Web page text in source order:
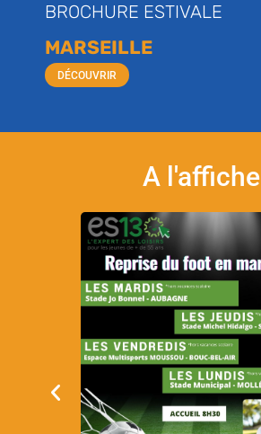
BROCHURE ESTIVALE
MARSEILLE
DÉCOUVRIR
A l'affiche